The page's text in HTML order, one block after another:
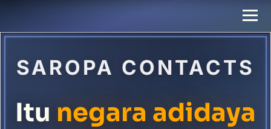
SAROPA CONTACTS
Itu negara adidaya